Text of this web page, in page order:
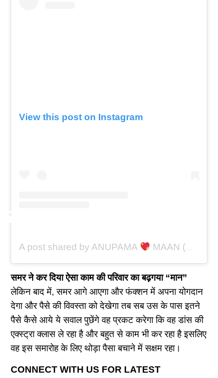
View this post on Instagram
A post shared by ANUPAMA MAAN (@anupamaa_2.0)
समर ने कर दिया ऐसा काम की परिवार का बढ़गया “मान”
लेकिन बाद में, समर आगे आएगा और फंक्शन में अपना योगदान
देगा और पैसे की विवस्ता को देखेगा तब सब उस के पास इतने
पैसे कैसे आये ये सवाल पुछेंगे वह प्रकट करेगा कि वह डांस की
एक्स्ट्रा क्लास ले रहा है और बहुत से काम भी कर रहा है इसलिए
वह इस समारोह के लिए थोड़ा पैसा बचाने में सक्षम रहा।
CONNECT WITH US FOR LATEST